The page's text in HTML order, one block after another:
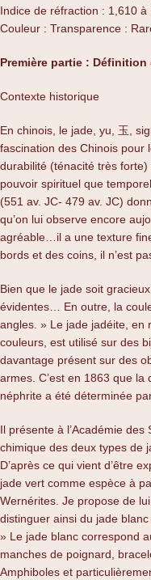
Indice de réfraction : 1,610
Couleur : Transparence :
Première partie : Définition
Contexte historique
En chinois, le jade, yu, 玉,
fascination des Chinois pour
durabilité (ténacité très
pouvoir spirituel que
(551 av. JC- 479 av. JC)
qu’on lui observe encore
agréable…il a une texture
bords et des coins, il n’est
Bien que le jade soit
évidentes… En outre, la
angles. » Le jade jadéite, en
couleurs, est utilisé sur des
davantage présent sur des
armes. C’est en 1863 que
néphrite a été déterminée
Il présente à l’Académie
chimique des deux types de
D’après ce qui vient d’être
jade vert comme espèce à
Wernérites. Je propose de
distinguer ainsi du jade
» Le jade blanc correspond
manches de poignard,
Amphiboles et